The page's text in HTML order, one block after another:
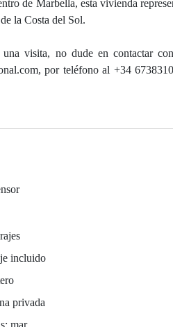
de Marbella, esta vivienda
la Costa del Sol.
visita, no dude en contactar
por teléfono al +34
incluido
privada
mar